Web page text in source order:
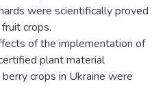
were scientifically proved
crops.
of the implementation of
plant material
crops in Ukraine were